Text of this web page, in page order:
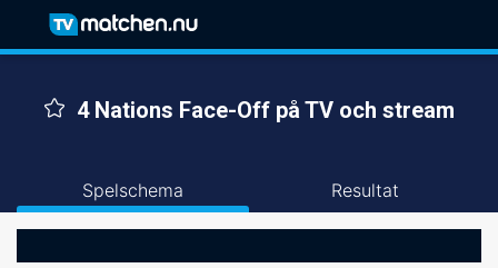
4 Nations Face-Off på TV och stream
Spelschema Resultat